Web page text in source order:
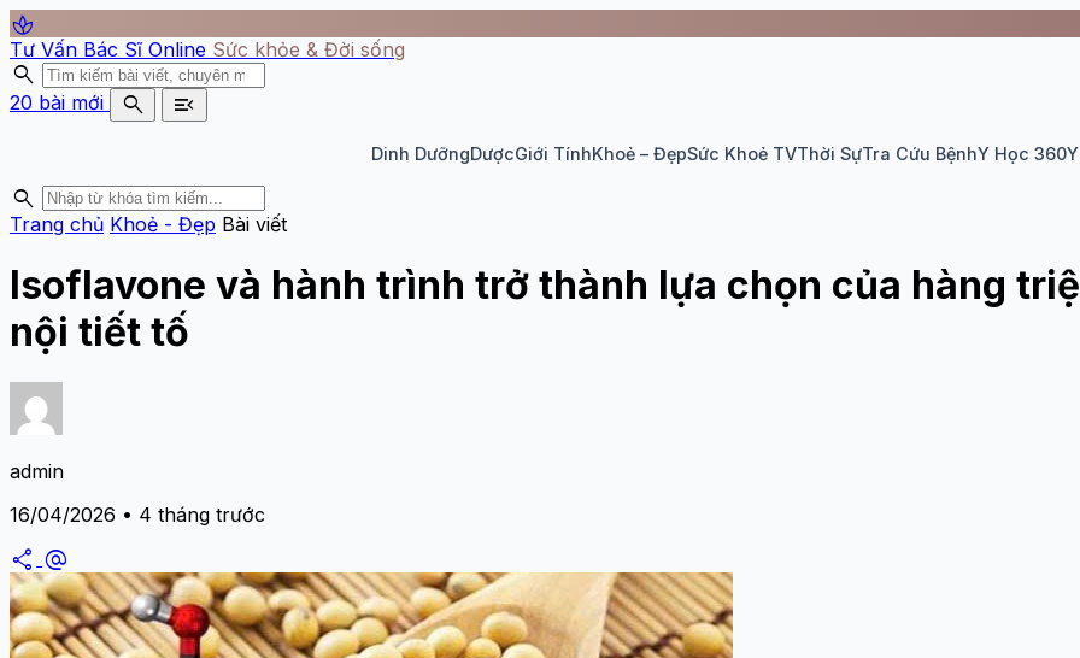
spa
Tư Vấn Bác Sĩ Online Sức khỏe & Đời sống
search
20 bài mới search menu_open
Dinh DưỡngDượcGiới TínhKhoẻ – ĐẹpSức Khoẻ TVThời SựTra Cứu BệnhY Học 360
search
Trang chủ Khoẻ - Đẹp Bài viết
Isoflavone và hành trình trở thành lựa chọn của hàng
nội tiết tố
admin
16/04/2026 • 4 tháng trước
share alternate_email